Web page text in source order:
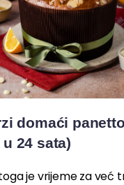
domaći
24 sata)
je vrijeme za već